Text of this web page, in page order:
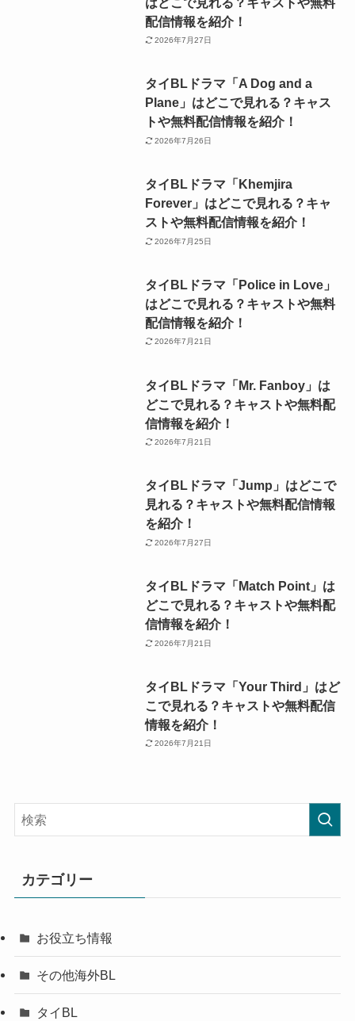
配信情報を紹介！
2026年7月27日
タイBLドラマ「A Dog and a
Plane」はどこで見れる？キャス
トや無料配信情報を紹介！
2026年7月26日
タイBLドラマ「Khemjira
Forever」はどこで見れる？キャ
ストや無料配信情報を紹介！
2026年7月25日
タイBLドラマ「Police in Love」
はどこで見れる？キャストや無料
配信情報を紹介！
2026年7月21日
タイBLドラマ「Mr. Fanboy」は
どこで見れる？キャストや無料配
信情報を紹介！
2026年7月21日
タイBLドラマ「Jump」はどこで
見れる？キャストや無料配信情報
を紹介！
2026年7月27日
タイBLドラマ「Match Point」は
どこで見れる？キャストや無料配
信情報を紹介！
2026年7月21日
タイBLドラマ「Your Third」はど
こで見れる？キャストや無料配信
情報を紹介！
2026年7月21日
カテゴリー
お役立ち情報
その他海外BL
タイBL